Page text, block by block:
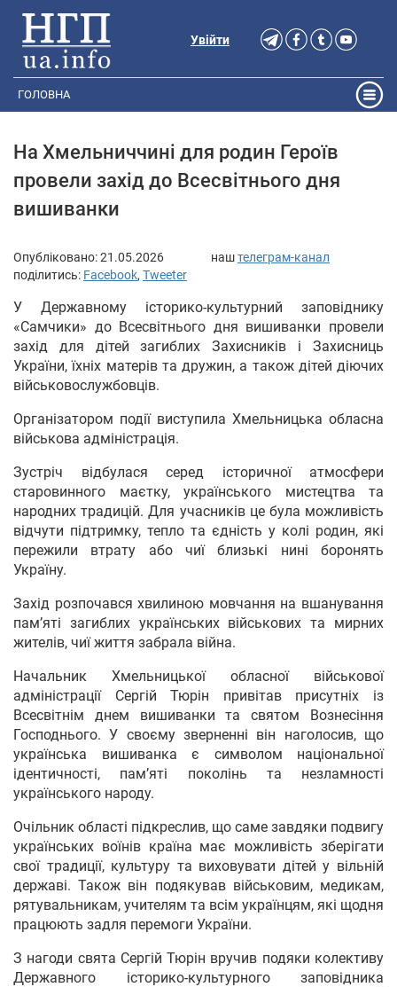
Увійти
ГОЛОВНА
На Хмельниччині для родин Героїв
провели захід до Всесвітнього дня
вишиванки
Опубліковано:21.05.2026 наштелеграм-канал
поділитись: Facebook, Tweeter
У Державному історико-культурний заповіднику
«Самчики» до Всесвітнього дня вишиванки провели
захід для дітей загиблих Захисників і Захисниць
України, їхніх матерів та дружин, а також дітей діючих
військовослужбовців.
Організатором події виступила Хмельницька обласна
військова адміністрація.
Зустріч відбулася серед історичної атмосфери
старовинного маєтку, українського мистецтва та
народних традицій. Для учасників це була можливість
відчути підтримку, тепло та єдність у колі родин, які
пережили втрату або чиї близькі нині боронять
Україну.
Захід розпочався хвилиною мовчання на вшанування
пам’яті загиблих українських військових та мирних
жителів, чиї життя забрала війна.
Начальник Хмельницької обласної військової
адміністрації Сергій Тюрін привітав присутніх із
Всесвітнім днем вишиванки та святом Вознесіння
Господнього. У своєму зверненні він наголосив, що
українська вишиванка є символом національної
ідентичності, пам’яті поколінь та незламності
українського народу.
Очільник області підкреслив, що саме завдяки подвигу
українських воїнів країна має можливість зберігати
свої традиції, культуру та виховувати дітей у вільній
державі. Також він подякував військовим, медикам,
рятувальникам, учителям та всім українцям, які щодня
працюють задля перемоги України.
З нагоди свята Сергій Тюрін вручив подяки колективу
Державного історико-культурного заповідника